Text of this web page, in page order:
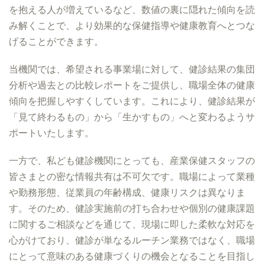
を抱える人が増えているなど、数値の裏に隠れた傾向を読
み解くことで、より効果的な保健指導や健康教育へとつな
げることができます。
当機関では、希望される事業場に対して、健診結果の集団
分析や過去との比較レポートをご提供し、職場全体の健康
傾向を把握しやすくしています。これにより、健診結果が
「見て終わるもの」から「生かすもの」へと変わるようサ
ポートいたします。
一方で、私ども健診機関にとっても、産業保健スタッフの
皆さまとの密な情報共有は不可欠です。職場によって業種
や勤務形態、従業員の年齢構成、健康リスクは異なりま
す。そのため、健診実施前の打ち合わせや個別の健康課題
に関するご相談などを通じて、現場に即した柔軟な対応を
心がけており、健診が単なるルーチン業務ではなく、職場
にとって意味のある健康づくりの機会となることを目指し